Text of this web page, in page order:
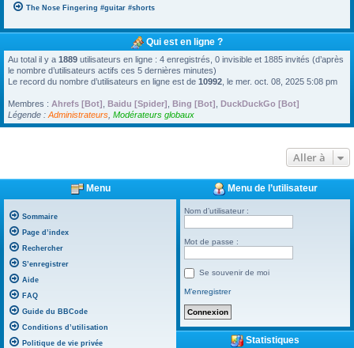
The Nose Fingering #guitar #shorts
Qui est en ligne ?
Au total il y a 1889 utilisateurs en ligne : 4 enregistrés, 0 invisible et 1885 invités (d’après
le nombre d’utilisateurs actifs ces 5 dernières minutes)
Le record du nombre d’utilisateurs en ligne est de 10992 , le mer. oct. 08, 2025 5:08 pm
Membres : Ahrefs [Bot] Baidu [Spider] Bing [Bot] DuckDuckGo [Bot]
Légende : Administrateurs Modérateurs globaux
Aller à
Menu
Sommaire
Page d’index
Rechercher
S’enregistrer
Aide
FAQ
Guide du BBCode
Conditions d’utilisation
Politique de vie privée
Menu de l’utilisateur
Nom d’utilisateur :
Mot de passe :
Se souvenir de moi
M’enregistrer
Statistiques